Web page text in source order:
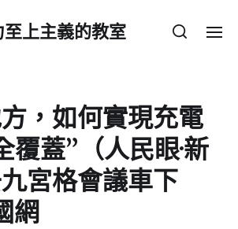
上主義的教室
，如何實現充電
覆蓋”（人民眼·新
宮格會議車下
網